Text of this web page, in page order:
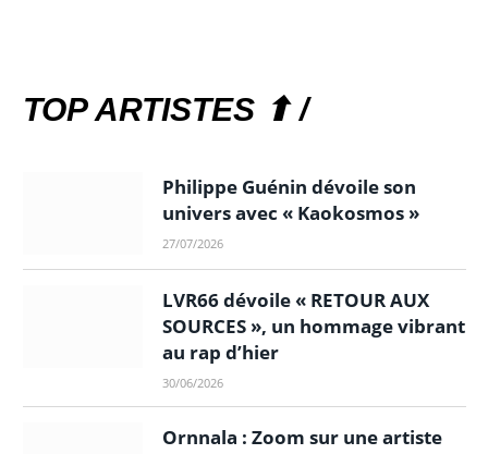
TOP ARTISTES ⬆ /
Philippe Guénin dévoile son
univers avec « Kaokosmos »
27/07/2026
LVR66 dévoile « RETOUR AUX
SOURCES », un hommage vibrant
au rap d’hier
30/06/2026
Ornnala : Zoom sur une artiste